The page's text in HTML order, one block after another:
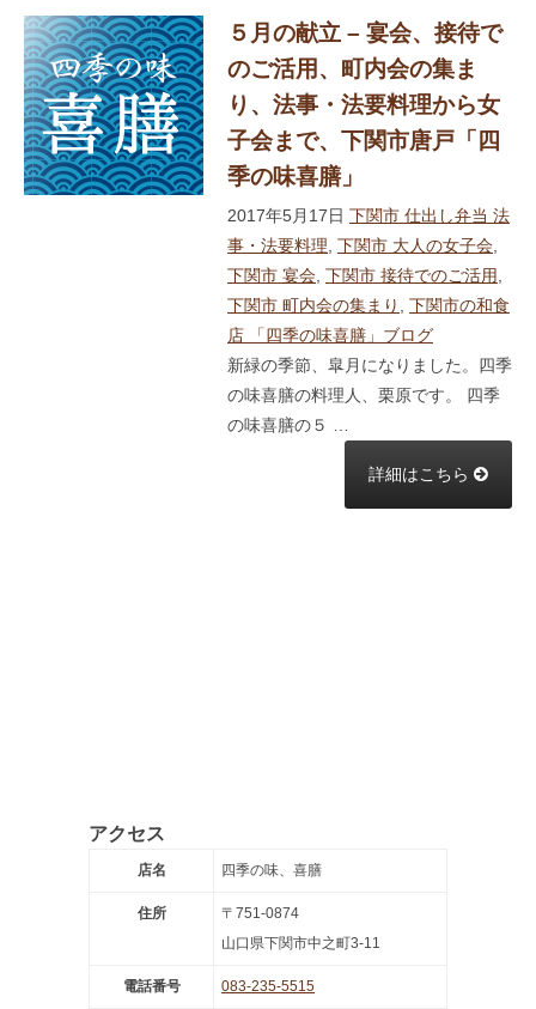
５月の献立 – 宴会、接待で
のご活用、町内会の集ま
り、法事・法要料理から女
子会まで、下関市唐戸「四
季の味喜膳」
2017年5月17日 下関市 仕出し弁当 法
事・法要料理, 下関市 大人の女子会,
下関市 宴会, 下関市 接待でのご活用 ,
下関市 町内会の集まり , 下関市の和食
店 「四季の味喜膳」ブログ
新緑の季節、皐月になりました。四季
の味喜膳の料理人、栗原です。 四季
の味喜膳の５ …
詳細はこちら
アクセス
店名 四季の味、喜膳
住所
〒751-0874
山口県下関市中之町3-11
電話番号 083-235-5515